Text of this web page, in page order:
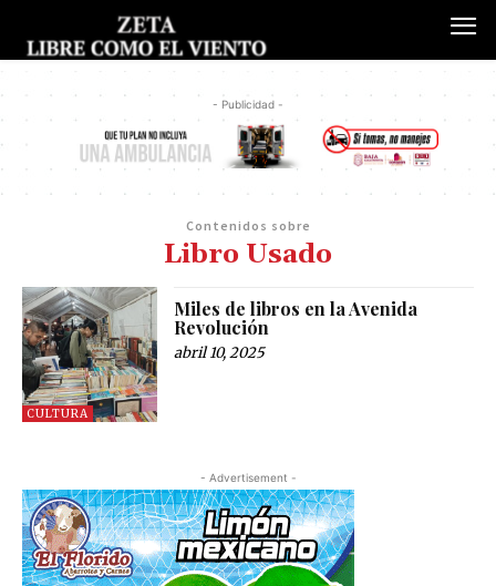
- Publicidad -
Contenidos sobre
Libro Usado
CULTURA
Miles de libros en la Avenida
Revolución
abril 10, 2025
- Advertisement -